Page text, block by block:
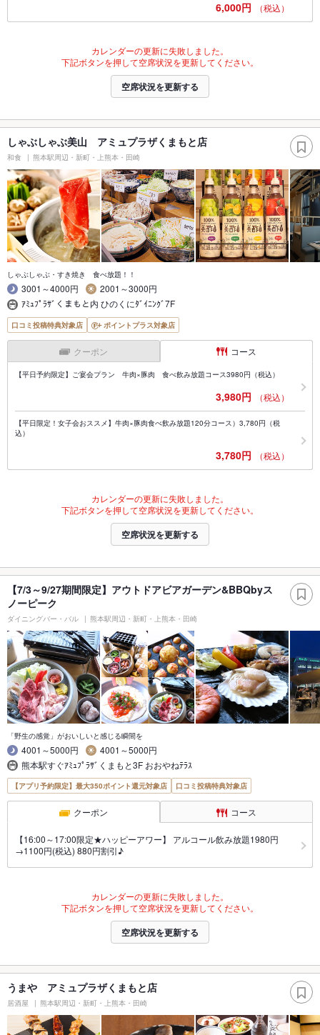
6,000円 （税込）
カレンダーの更新に失敗しました。
下記ボタンを押して空席状況を更新してください。
空席状況を更新する
しゃぶしゃぶ美山 アミュプラザくまもと店
和食 熊本駅周辺・新町・上熊本・田崎
しゃぶしゃぶ・すき焼き 食べ放題！！
3001～4000円
2001～3000円
ｱﾐｭﾌﾟﾗｻﾞくまもと内 ひのくにﾀﾞｲﾆﾝｸﾞ7F
口コミ投稿特典対象店 ポイントプラス対象店
クーポン コース
【平日予約限定】ご宴会プラン 牛肉×豚肉 食べ飲み放題コース3980円（税込）
3,980円 （税込）
【平日限定！女子会おススメ】牛肉×豚肉食べ飲み放題120分コース）3,780円（税
込）
3,780円 （税込）
カレンダーの更新に失敗しました。
下記ボタンを押して空席状況を更新してください。
空席状況を更新する
【7/3～9/27期間限定】アウトドアビアガーデン&BBQbyス
ノーピーク
ダイニングバー・バル 熊本駅周辺・新町・上熊本・田崎
「野生の感覚」がおいしいと感じる瞬間を
4001～5000円
4001～5000円
熊本駅すぐｱﾐｭﾌﾟﾗｻﾞくまもと3F おおやねﾃﾗｽ
【アプリ予約限定】最大350ポイント還元対象店 口コミ投稿特典対象店
クーポン コース
【16:00～17:00限定★ハッピーアワー】 アルコール飲み放題1980円
→1100円(税込) 880円割引♪
カレンダーの更新に失敗しました。
下記ボタンを押して空席状況を更新してください。
空席状況を更新する
うまや アミュプラザくまもと店
居酒屋 熊本駅周辺・新町・上熊本・田崎